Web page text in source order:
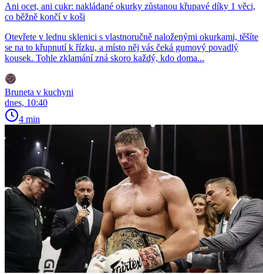
Ani ocet, ani cukr: nakládané okurky zůstanou křupavé díky 1 věci,
co běžně končí v koši
Otevřete v lednu sklenici s vlastnoručně naloženými okurkami, těšíte
se na to křupnutí k řízku, a místo něj vás čeká gumový povadlý
kousek. Tohle zklamání zná skoro každý, kdo doma...
Bruneta v kuchyni
dnes, 10:40
4 min